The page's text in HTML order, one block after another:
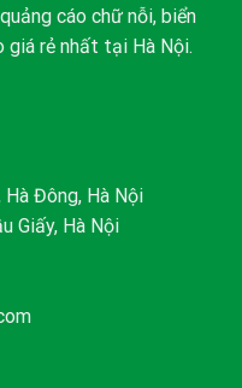
cáo chữ nỗi, biển
giá rẻ nhất tại Hà Nội.
Hà Đông, Hà Nội
Giấy, Hà Nội